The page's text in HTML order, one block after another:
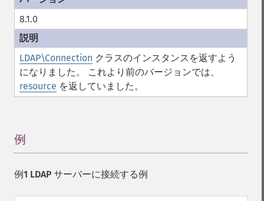
8.1.0
LDAP\Connection クラスのインスタンスを返すよう
になりました。 これより前のバージョンでは、
resource を返していました。
例
例1 LDAP サーバーに接続する例